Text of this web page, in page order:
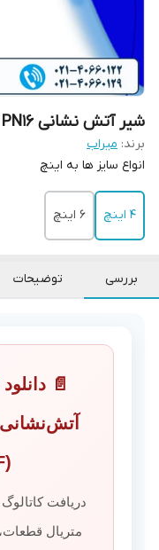
شیر آتش نشانی PN16 ایستاده تیپ 1 (HAF) میراب
برند: میراب
انواع سایز ها به اینچ
4 اینچ 6 اینچ
بررسی توضیحات
📄
(HAF) میراب
دریافت
متریال